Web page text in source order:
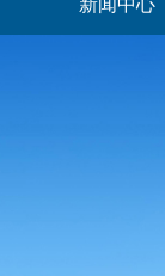
新闻中心